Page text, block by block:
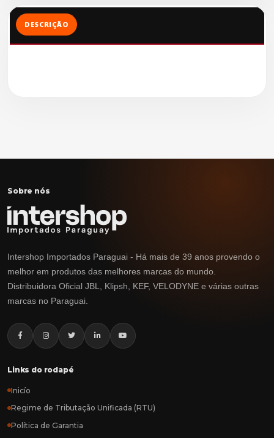
DESCRIÇÃO
Sobre nós
Intershop Importados Paraguai - Há mais de 39 anos provendo o
melhor em produtos das melhores marcas do mundo.
Distribuidora Oficial JBL, Klipsh, KEF, VELODYNE e várias outras
marcas no Paraguai.
Links do rodapé
Inicío
Regime de Tributação Unificada (RTU)
Política de Garantia